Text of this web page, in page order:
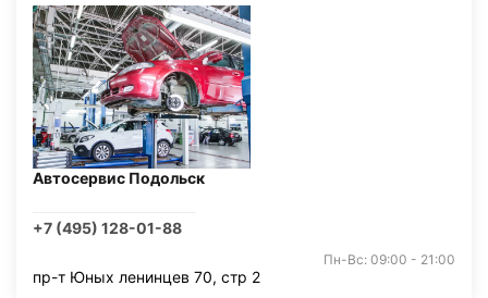
Автосервис Подольск
+7 (495) 128-01-88
Пн-Вс: 09:00 - 21:00
пр-т Юных ленинцев 70, стр 2